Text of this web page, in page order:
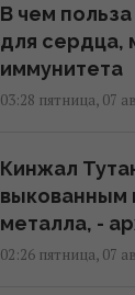
В чем
для сердца,
иммунитета
03:28 пятница, 07
Кинжал
выкованным
металла, -
02:26 пятница, 07